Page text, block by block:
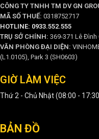
CÔNG TY TNHH TM DV GN
MÃ SỐ THUẾ: 0318752717
HOTLINE: 0933.552.555
TRỤ SỞ CHÍNH: 369-371 Lê Đình
VĂN PHÒNG ĐẠI DIỆN:
(L1.0105), Park 3 (SH0603)
GIỜ LÀM VIỆC
Thứ 2 - Chủ Nhật (08:00 -
BẢN ĐỒ